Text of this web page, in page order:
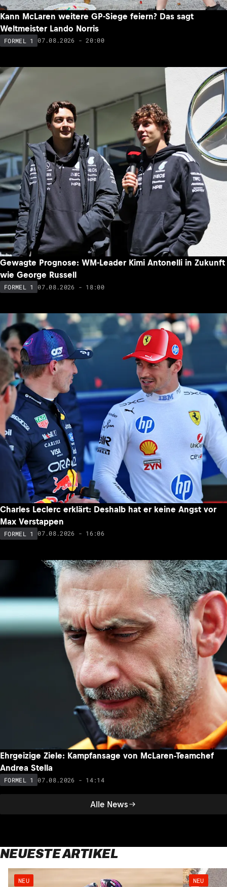
Alle News
Kann McLaren weitere GP-Siege feiern? Das sagt
Weltmeister Lando Norris
FORMEL 1 07.08.2026 - 20:00
Gewagte Prognose: WM-Leader Kimi Antonelli in Zukunft
wie George Russell
FORMEL 1 07.08.2026 - 18:00
Charles Leclerc erklärt: Deshalb hat er keine Angst vor
Max Verstappen
FORMEL 1 07.08.2026 - 16:06
Ehrgeizige Ziele: Kampfansage von McLaren-Teamchef
Andrea Stella
FORMEL 1 07.08.2026 - 14:14
NEUESTE ARTIKEL
NEU NEU